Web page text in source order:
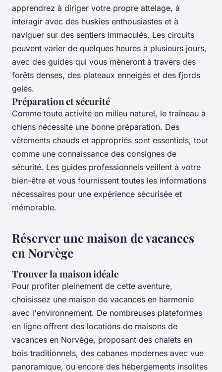
apprendrez à diriger votre propre attelage, à
interagir avec des huskies enthousiastes et à
naviguer sur des sentiers immaculés. Les circuits
peuvent varier de quelques heures à plusieurs jours,
avec des guides qui vous mèneront à travers des
forêts denses, des plateaux enneigés et des fjords
gelés.
Préparation et sécurité
Comme toute activité en milieu naturel, le traîneau à
chiens nécessite une bonne préparation. Des
vêtements chauds et appropriés sont essentiels, tout
comme une connaissance des consignes de
sécurité. Les guides professionnels veillent à votre
bien-être et vous fournissent toutes les informations
nécessaires pour une expérience sécurisée et
mémorable.
Réserver une maison de vacances
en Norvège
Trouver la maison idéale
Pour profiter pleinement de cette aventure,
choisissez une maison de vacances en harmonie
avec l'environnement. De nombreuses plateformes
en ligne offrent des locations de maisons de
vacances en Norvège, proposant des chalets en
bois traditionnels, des cabanes modernes avec vue
panoramique, ou encore des hébergements insolites